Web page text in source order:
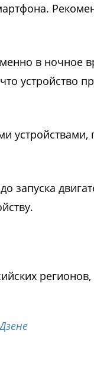
в ночное
устройство
устройствами,
запуска
регионов,
Дзене